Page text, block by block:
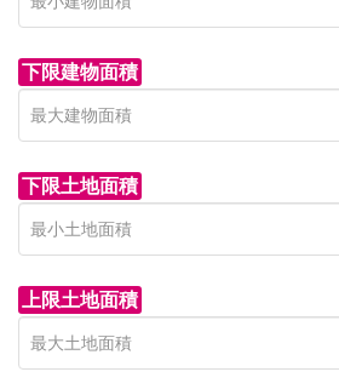
下限建物面積
下限土地面積
上限土地面積
青木新築分譲住宅
on call
Price on call